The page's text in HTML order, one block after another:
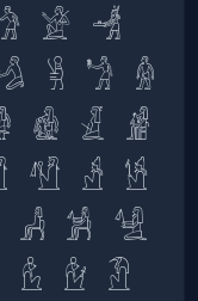
𓁁 𓁂
𓁊 𓁋 𓁌
𓁔 𓁕 𓁖
𓀱 𓀲 𓀳
𓀻 𓀼 𓀽
𓁝 𓁞 𓁟